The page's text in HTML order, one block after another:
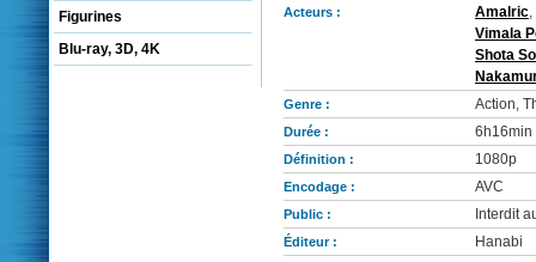
Figurines
Blu-ray, 3D, 4K
Acteurs :
Amalric
Vimala
Shota
Genre : Action,
Durée : 6h16min
Définition : 1080p
Encodage : AVC
Public : Interdit
Éditeur : Hanabi